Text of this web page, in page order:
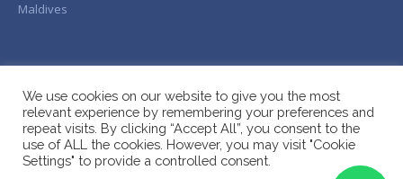
Maldives
We use cookies on our website to give you the most
relevant experience by remembering your preferences and
repeat visits. By clicking “Accept All”, you consent to the
use of ALL the cookies. However, you may visit "Cookie
Settings" to provide a controlled consent.